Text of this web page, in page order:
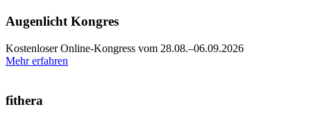
Augenlicht Kongres
Kostenloser Online-Kongress vom 28.08.–06.09.2026
Mehr erfahren
fithera